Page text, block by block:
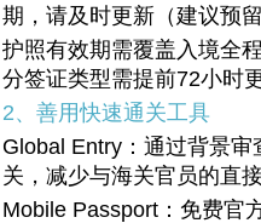
期，请及时更新（建议预
护照有效期需覆盖入境全
分签证类型需提前72小时
2、善用快速通关工具
Global Entry：通过背景
关，减少与海关官员的直接
Mobile Passport：免费官